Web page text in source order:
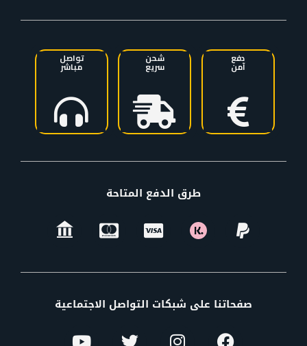
دفع
آمن
شحن
سريع
تواصل
مباشر
طرق الدفع المتاحة
صفحاتنا على شبكات التواصل الاجتماعية